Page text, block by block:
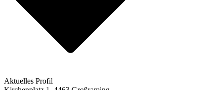
Aktuelles Profil